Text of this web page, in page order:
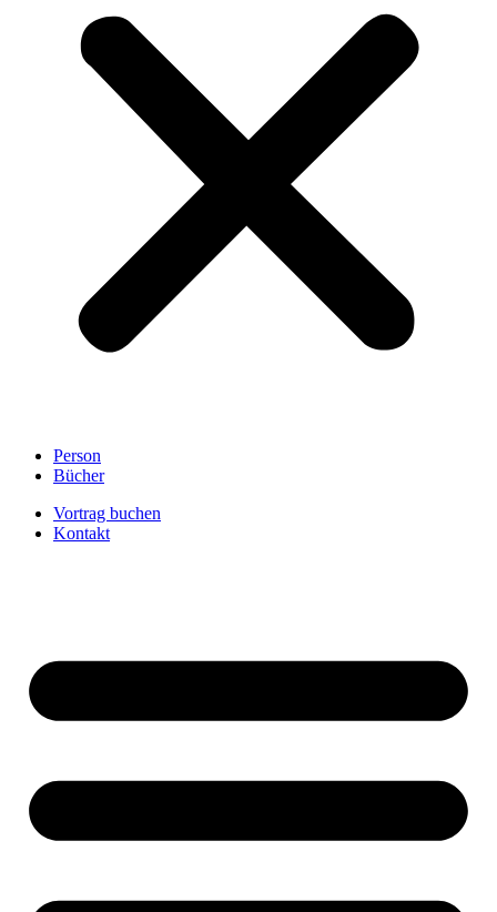
Person
Bücher
Vortrag buchen
Kontakt